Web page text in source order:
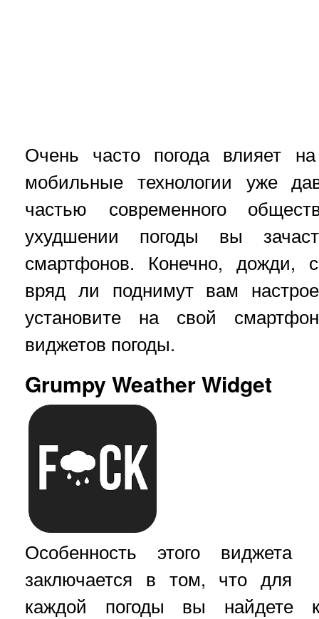
Очень часто погода влияет
мобильные технологии уже
частью современного
ухудшении погоды вы
смартфонов. Конечно, дожди,
вряд ли поднимут вам
установите на свой
виджетов погоды.
Grumpy Weather Widget
Особенность этого виджета
заключается в том, что для
каждой погоды вы найдете